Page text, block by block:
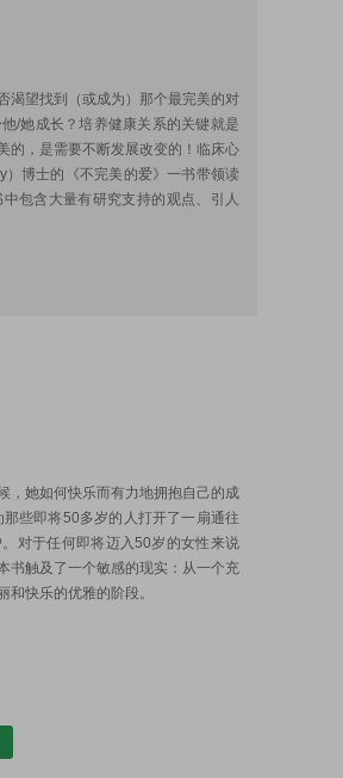
渴望找到（或成为）那个最完美的对
/她成长？培养健康关系的关键就是
的，是需要不断发展改变的！临床心
博士的《不完美的爱》一书带领读
包含大量有研究支持的观点、引人
，她如何快乐而有力地拥抱自己的成
些即将50多岁的人打开了一扇通往
对于任何即将迈入50岁的女性来说
书触及了一个敏感的现实：从一个充
快乐的优雅的阶段。